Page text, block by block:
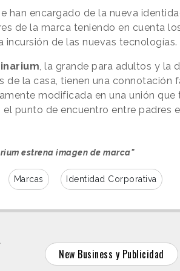
han encargado de la nueva
de la marca teniendo en cuenta
incursión de las nuevas tecnologías.
, la grande para adultos y la
de la casa, tienen una connotación
modificada en una unión que
punto de encuentro entre padres
estrena imagen de marca"
Marcas Identidad Corporativa
New Business y Publicidad